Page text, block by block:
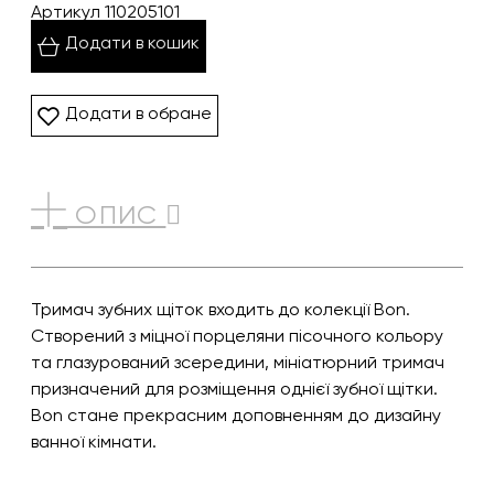
Артикул 110205101
Додати в кошик
Додати в обране
ОПИС
Тримач зубних щіток входить до колекції Bon.
Створений з міцної порцеляни пісочного кольору
та глазурований зсередини, мініатюрний тримач
призначений для розміщення однієї зубної щітки.
Bon стане прекрасним доповненням до дизайну
ванної кімнати.